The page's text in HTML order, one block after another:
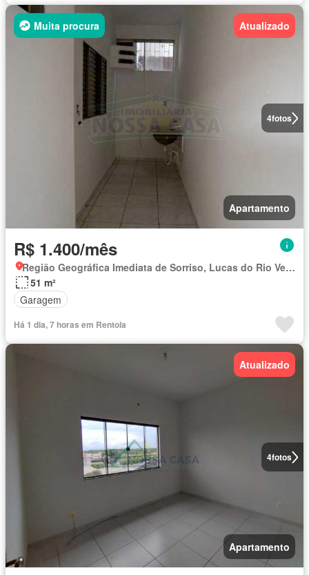
4fotos
Muita procura Atualizado
Apartamento
R$ 1.400/mês
Região Geográfica Imediata de Sorriso, Lucas do Rio Verde
51 m²
Garagem
Há 1 dia, 7 horas em Rentola
4fotos
Atualizado
Apartamento